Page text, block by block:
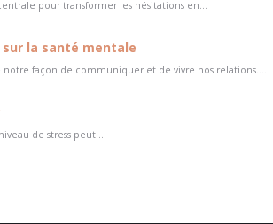
pour transformer les hésitations en...
la santé mentale
façon de communiquer et de vivre nos relations....
de stress peut...